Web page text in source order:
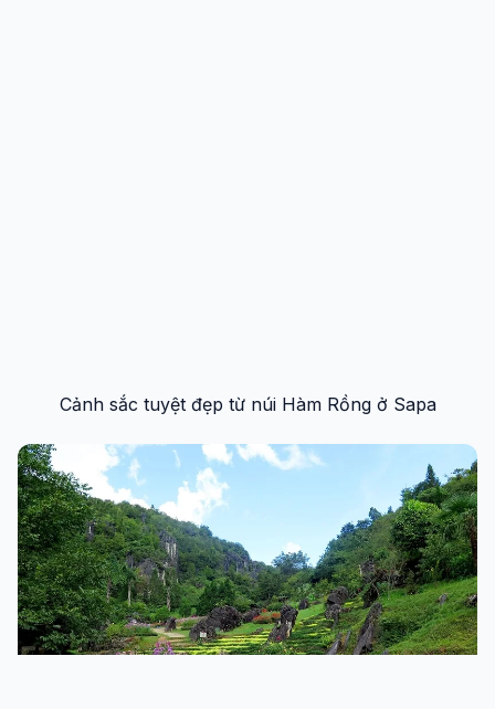
Cảnh sắc tuyệt đẹp từ núi Hàm Rồng ở Sapa